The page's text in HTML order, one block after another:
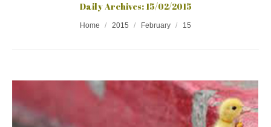
Daily Archives:15/02/2015
Home 2015 February 15